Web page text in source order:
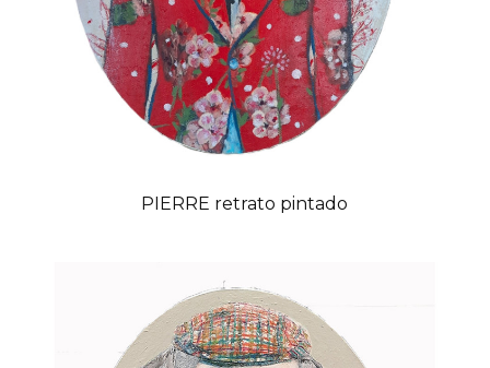
PIERRE retrato pintado